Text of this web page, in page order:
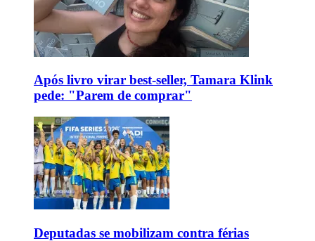
Após livro virar best-seller, Tamara Klink
pede: "Parem de comprar"
Deputadas se mobilizam contra férias